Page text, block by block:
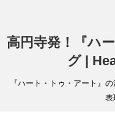
高円寺発！『ハ
グ |
『ハート・トゥ・アート』
表